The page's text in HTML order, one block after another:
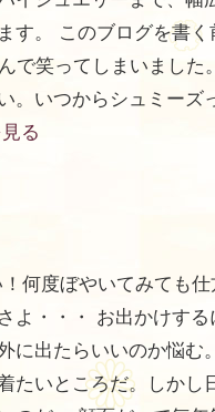
す。 このブログを書く
で笑ってしまいました
。いつからシュミーズ
る
何度ぼやいてみても仕
よ・・・ お出かけする
に出たらいいのか悩む
たいところだ。しかし